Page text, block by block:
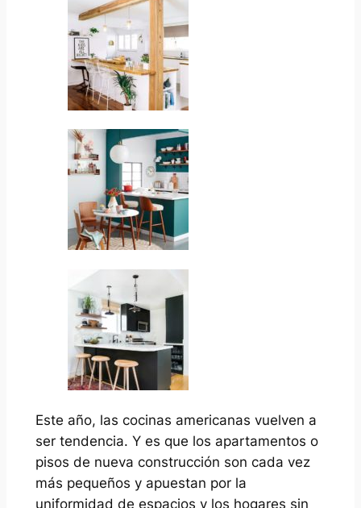
Este año, las cocinas americanas vuelven a
ser tendencia. Y es que los apartamentos o
pisos de nueva construcción son cada vez
más pequeños y apuestan por la
uniformidad de espacios y los hogares sin